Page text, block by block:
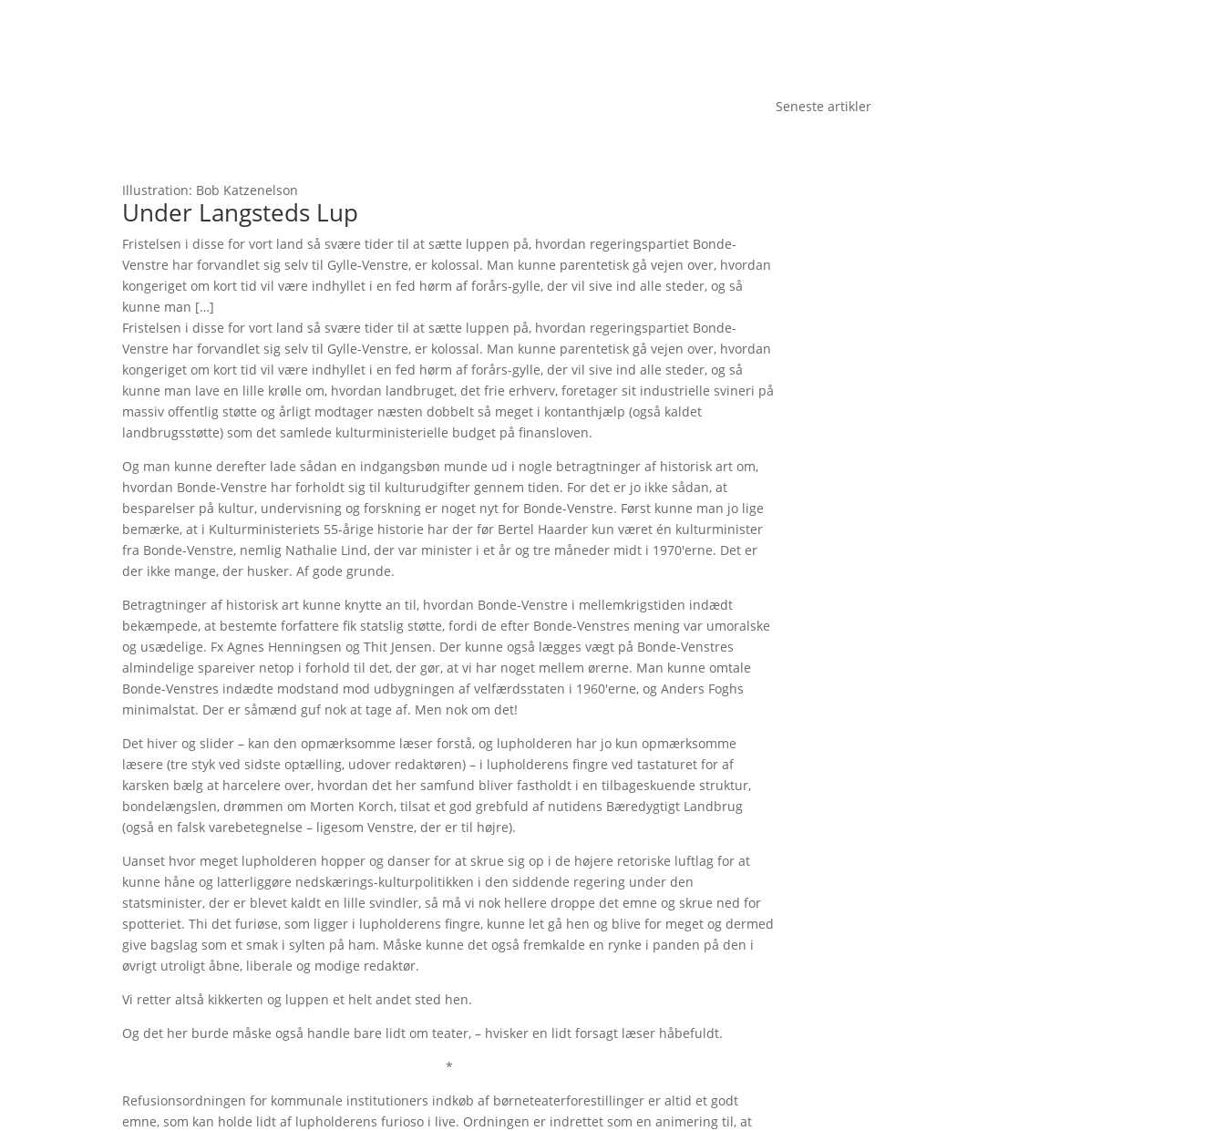
Illustration: Bob Katzenelson
Under Langsteds Lup
Fristelsen i disse for vort land så svære tider til at sætte luppen på, hvordan regeringspartiet Bonde-
Venstre har forvandlet sig selv til Gylle-Venstre, er kolossal. Man kunne parentetisk gå vejen over, hvordan
kongeriget om kort tid vil være indhyllet i en fed hørm af forårs-gylle, der vil sive ind alle steder, og så
kunne man […]
Fristelsen i disse for vort land så svære tider til at sætte luppen på, hvordan regeringspartiet Bonde-
Venstre har forvandlet sig selv til Gylle-Venstre, er kolossal. Man kunne parentetisk gå vejen over, hvordan
kongeriget om kort tid vil være indhyllet i en fed hørm af forårs-gylle, der vil sive ind alle steder, og så
kunne man lave en lille krølle om, hvordan landbruget, det frie erhverv, foretager sit industrielle svineri på
massiv offentlig støtte og årligt modtager næsten dobbelt så meget i kontanthjælp (også kaldet
landbrugsstøtte) som det samlede kulturministerielle budget på finansloven.
Og man kunne derefter lade sådan en indgangsbøn munde ud i nogle betragtninger af historisk art om,
hvordan Bonde-Venstre har forholdt sig til kulturudgifter gennem tiden. For det er jo ikke sådan, at
besparelser på kultur, undervisning og forskning er noget nyt for Bonde-Venstre. Først kunne man jo lige
bemærke, at i Kulturministeriets 55-årige historie har der før Bertel Haarder kun været én kulturminister
fra Bonde-Venstre, nemlig Nathalie Lind, der var minister i et år og tre måneder midt i 1970'erne. Det er
der ikke mange, der husker. Af gode grunde.
Betragtninger af historisk art kunne knytte an til, hvordan Bonde-Venstre i mellemkrigstiden indædt
bekæmpede, at bestemte forfattere fik statslig støtte, fordi de efter Bonde-Venstres mening var umoralske
og usædelige. Fx Agnes Henningsen og Thit Jensen. Der kunne også lægges vægt på Bonde-Venstres
almindelige spareiver netop i forhold til det, der gør, at vi har noget mellem ørerne. Man kunne omtale
Bonde-Venstres indædte modstand mod udbygningen af velfærdsstaten i 1960'erne, og Anders Foghs
minimalstat. Der er såmænd guf nok at tage af. Men nok om det!
Det hiver og slider – kan den opmærksomme læser forstå, og lupholderen har jo kun opmærksomme
læsere (tre styk ved sidste optælling, udover redaktøren) – i lupholderens fingre ved tastaturet for af
karsken bælg at harcelere over, hvordan det her samfund bliver fastholdt i en tilbageskuende struktur,
bondelængslen, drømmen om Morten Korch, tilsat et god grebfuld af nutidens Bæredygtigt Landbrug
(også en falsk varebetegnelse – ligesom Venstre, der er til højre).
Uanset hvor meget lupholderen hopper og danser for at skrue sig op i de højere retoriske luftlag for at
kunne håne og latterliggøre nedskærings-kulturpolitikken i den siddende regering under den
statsminister, der er blevet kaldt en lille svindler, så må vi nok hellere droppe det emne og skrue ned for
spotteriet. Thi det furiøse, som ligger i lupholderens fingre, kunne let gå hen og blive for meget og dermed
give bagslag som et smak i sylten på ham. Måske kunne det også fremkalde en rynke i panden på den i
øvrigt utroligt åbne, liberale og modige redaktør.
Vi retter altså kikkerten og luppen et helt andet sted hen.
Og det her burde måske også handle bare lidt om teater, – hvisker en lidt forsagt læser håbefuldt.
*
Refusionsordningen for kommunale institutioners indkøb af børneteaterforestillinger er altid et godt
emne, som kan holde lidt af lupholderens furioso i live. Ordningen er indrettet som en animering til, at
Seneste artikler